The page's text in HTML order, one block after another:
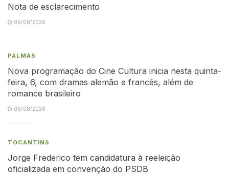
Nota de esclarecimento
06/08/2026
PALMAS
Nova programação do Cine Cultura inicia nesta quinta-
feira, 6, com dramas alemão e francês, além de
romance brasileiro
06/08/2026
TOCANTINS
Jorge Frederico tem candidatura à reeleição
oficializada em convenção do PSDB